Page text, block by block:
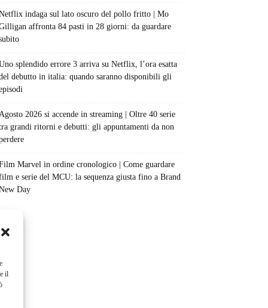
il
indaga sul lato oscuro del pollo fritto | Mo
affronta 84 pasti in 28 giorni: da guardare
splendido errore 3 arriva su Netflix, l’ora esatta
debutto in italia: quando saranno disponibili gli
2026 si accende in streaming | Oltre 40 serie
grandi ritorni e debutti: gli appuntamenti da non
Marvel in ordine cronologico | Come guardare
e serie del MCU: la sequenza giusta fino a Brand
Day